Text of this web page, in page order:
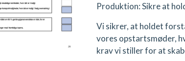
Produktion: Sikre at
Vi sikrer, at holdet
vores opstartsmøder,
krav vi stiller for at